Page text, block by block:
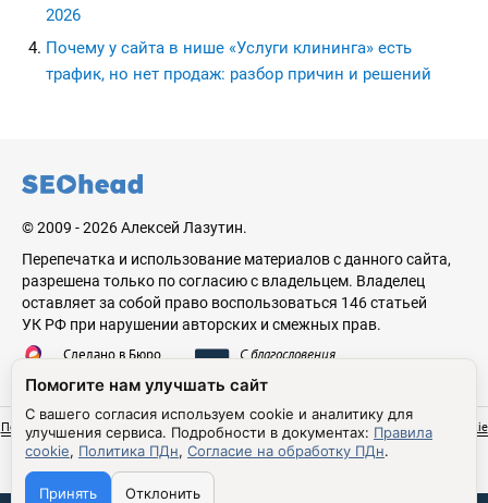
2026
Почему у сайта в нише «Услуги клининга» есть
трафик, но нет продаж: разбор причин и решений
© 2009 - 2026 Алексей Лазутин.
Перепечатка и использование материалов с данного сайта,
разрешена только по согласию с владельцем. Владелец
оставляет за собой право воспользоваться 146 статьей
УК РФ при нарушении авторских и смежных прав.
Сделано в Бюро
С благословения
Политика обработки персональных данныхСогласие на обработку ПДнПравила cookie
Настройки cookie
Помогите нам улучшать сайт
С вашего согласия используем cookie и аналитику для
улучшения сервиса. Подробности в документах: Правила
cookie, Политика ПДн, Согласие на обработку ПДн.
Принять Отклонить